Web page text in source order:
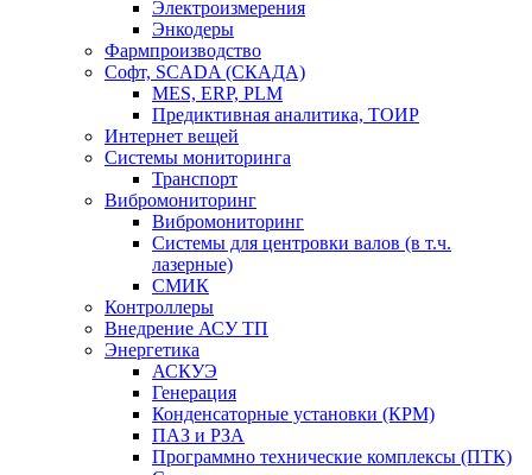
Электроизмерения
Энкодеры
Фармпроизводство
Софт, SCADA (СКАДА)
MES, ERP, PLM
Предиктивная аналитика, ТОИР
Интернет вещей
Системы мониторинга
Транспорт
Вибромониторинг
Вибромониторинг
Системы для центровки валов (в т.ч.
лазерные)
СМИК
Контроллеры
Внедрение АСУ ТП
Энергетика
АСКУЭ
Генерация
Конденсаторные установки (КРМ)
ПАЗ и РЗА
Программно технические комплексы (ПТК)